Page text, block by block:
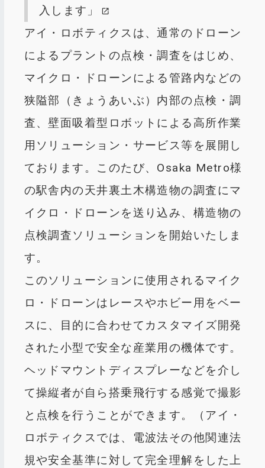
入します」
アイ・ロボティクスは、通常のドローン
によるプラントの点検・調査をはじめ、
マイクロ・ドローンによる管路内などの
狭隘部（きょうあいぶ）内部の点検・調
査、壁面吸着型ロボットによる高所作業
用ソリューション・サービス等を展開し
ております。このたび、Osaka Metro様
の駅舎内の天井裏土木構造物の調査にマ
イクロ・ドローンを送り込み、構造物の
点検調査ソリューションを開始いたしま
す。
このソリューションに使用されるマイク
ロ・ドローンはレースやホビー用をベー
スに、目的に合わせてカスタマイズ開発
された小型で安全な産業用の機体です。
ヘッドマウントディスプレーなどを介し
て操縦者が自ら搭乗飛行する感覚で撮影
と点検を行うことができます。（アイ・
ロボティクスでは、電波法その他関連法
規や安全基準に対して完全理解をした上